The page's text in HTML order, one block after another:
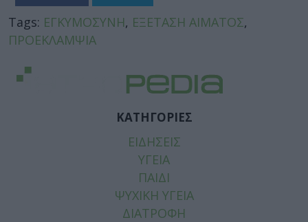
Tags: ΕΓΚΥΜΟΣΥΝΗ, ΕΞΕΤΑΣΗ ΑΙΜΑΤΟΣ,
ΠΡΟΕΚΛΑΜΨΙΑ
ΚΑΤΗΓΟΡΙΕΣ
ΕΙΔΗΣΕΙΣ
ΥΓΕΙΑ
ΠΑΙΔΙ
ΨΥΧΙΚΗ ΥΓΕΙΑ
ΔΙΑΤΡΟΦΗ